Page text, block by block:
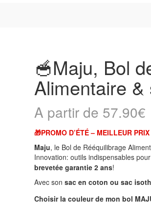
🥣Maju, Bol
Alimentaire &
A partir de 57.90€
🎁PROMO D’ÉTÉ – MEILLEUR
Maju, le Bol de Rééquilibrage
Innovation: outils indispensables
brevetée garantie 2 ans!
Avec son sac en coton ou sac
Choisir la couleur de mon bol